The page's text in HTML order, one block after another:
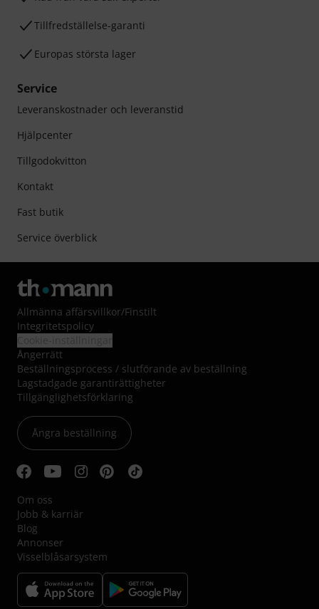
Tillfredställelse-garanti
Europas största lager
Service
Leveranskostnader och leveranstid
Hjälpcenter
Tillgodokvitton
Kontakt
Fast butik
Service överblick
Allmänna affärsvillkor/Finstilt
Integritetspolicy
Ångerrätt
Beställningsprocess / slutförande av beställning
Lagstadgade garantirättigheter
Tillgänglighetsförklaring
Ångra beställning
Om oss
Jobb & karriär
Blog
Annonser
Visselblåsarsystem